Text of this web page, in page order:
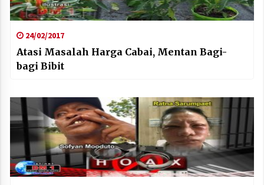
24/02/2017
Atasi Masalah Harga Cabai, Mentan Bagi-
bagi Bibit